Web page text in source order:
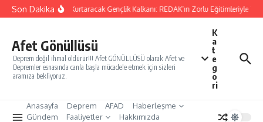
İçeriğe atla
Son DakikaYarınları Kurtaracak Gençlik Kalkanı: REDAK’ın Zorlu Eğitimleriyle
Afet Gönüllüsü
Deprem değil ihmal öldürür!!! Afet GÖNÜLLÜSÜ olarak Afet ve
Depremler esnasında canla başla mücadele etmek için sizleri
aramıza bekliyoruz.
K
a
t
e
g
o
ri
Anasayfa Deprem AFAD
Haberleşme
Gündem
Faaliyetler
Hakkımızda